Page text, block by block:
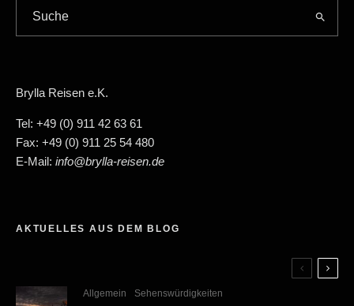
Brylla Reisen e.K.
Tel: +49 (0) 911 42 63 61
Fax: +49 (0) 911 25 54 480
E-Mail: info@brylla-reisen.de
AKTUELLES AUS DEM BLOG
Allgemein Sehenswürdigkeiten